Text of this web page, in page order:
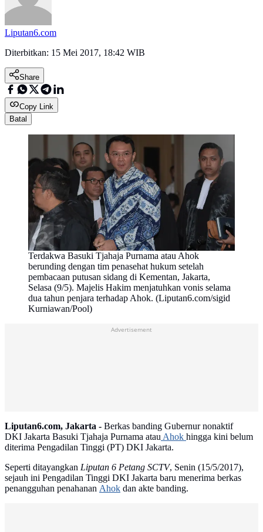
Liputan6.com
Diterbitkan: 15 Mei 2017, 18:42 WIB
Share
Copy Link
Batal
Terdakwa Basuki Tjahaja Purnama atau Ahok
berunding dengan tim penasehat hukum setelah
pembacaan putusan sidang di Kementan, Jakarta,
Selasa (9/5). Majelis Hakim menjatuhkan vonis selama
dua tahun penjara terhadap Ahok. (Liputan6.com/sigid
Kurniawan/Pool)
Advertisement
Liputan6.com, Jakarta - Berkas banding Gubernur nonaktif
DKI Jakarta Basuki Tjahaja Purnama atauAhok hingga kini belum
diterima Pengadilan Tinggi (PT) DKI Jakarta.
Seperti ditayangkan Liputan 6 Petang SCTV, Senin (15/5/2017),
sejauh ini Pengadilan Tinggi DKI Jakarta baru menerima berkas
penangguhan penahanan Ahok dan akte banding.